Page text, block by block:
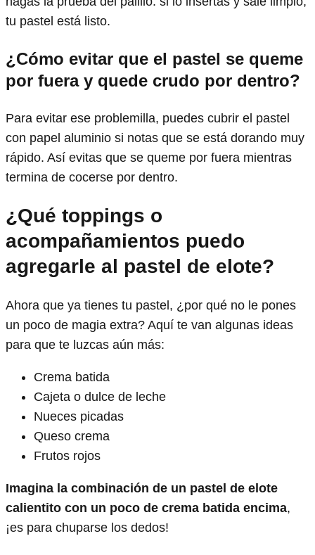
tu pastel está listo.
¿Cómo evitar que el pastel se queme
por fuera y quede crudo por dentro?
Para evitar ese problemilla, puedes cubrir el pastel
con papel aluminio si notas que se está dorando muy
rápido. Así evitas que se queme por fuera mientras
termina de cocerse por dentro.
¿Qué toppings o
acompañamientos puedo
agregarle al pastel de elote?
Ahora que ya tienes tu pastel, ¿por qué no le pones
un poco de magia extra? Aquí te van algunas ideas
para que te luzcas aún más:
Crema batida
Cajeta o dulce de leche
Nueces picadas
Queso crema
Frutos rojos
Imagina la combinación de un pastel de elote
calientito con un poco de crema batida encima,
¡es para chuparse los dedos!